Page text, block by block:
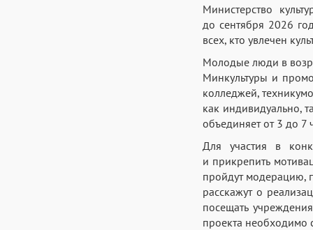
Министерство
до сентября 2026
всех, кто увлечен
Молодые люди в
Минкультуры и
колледжей,
как индивидуально,
объединяет от 3 до 7
Для участия в
и прикрепить
пройдут модерацию,
расскажут о
посещать
проекта необходимо